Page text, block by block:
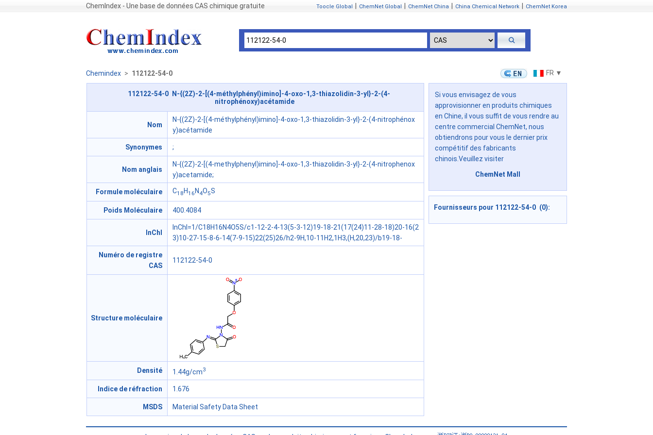
ChemIndex - Une base de données CAS chimique gratuite Toocle Global ChemNet Global ChemNet China China Chemical Network ChemNet Korea
Chemindex > 112122-54-0 FR ▼
112122-54-0 N-{(2Z)-2-[(4-méthylphényl)imino]-4-oxo-1,3-thiazolidin-3-yl}-2-(4-
nitrophénoxy)acétamide
Nom
N-{(2Z)-2-[(4-méthylphényl)imino]-4-oxo-1,3-thiazolidin-3-yl}-2-(4-nitrophénox
y)acétamide
Synonymes ;
Nom anglais
N-{(2Z)-2-[(4-methylphenyl)imino]-4-oxo-1,3-thiazolidin-3-yl}-2-(4-nitrophenox
y)acetamide;
Formule moléculaire C18 H16 N 4O5S
Poids Moléculaire 400.4084
InChl
InChI=1/C18H16N4O5S/c1-12-2-4-13(5-3-12)19-18-21(17(24)11-28-18)20-16(2
3)10-27-15-8-6-14(7-9-15)22(25)26/h2-9H,10-11H2,1H3,(H,20,23)/b19-18-
Numéro de registre
CAS
112122-54-0
Structure moléculaire
Densité 1.44g/cm3
Indice de réfraction 1.676
MSDS Material Safety Data Sheet
Si vous envisagez de vous
approvisionner en produits chimiques
en Chine, il vous suffit de vous rendre au
centre commercial ChemNet, nous
obtiendrons pour vous le dernier prix
compétitif des fabricants
chinois.Veuillez visiter
ChemNet Mall
Fournisseurs pour 112122-54-0 (0):